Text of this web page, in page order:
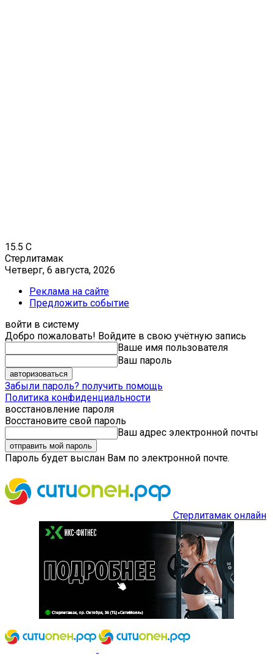
15.5 C
Стерлитамак
Четверг, 6 августа, 2026
Реклама на сайте
Предложить событие
войти в систему
Добро пожаловать! Войдите в свою учётную запись
Ваше имя пользователя
Ваш пароль
Забыли пароль? получить помощь
Политика конфиденциальности
восстановление пароля
Восстановите свой пароль
Ваш адрес электронной почты
Пароль будет выслан Вам по электронной почте.
Стерлитамак онлайн